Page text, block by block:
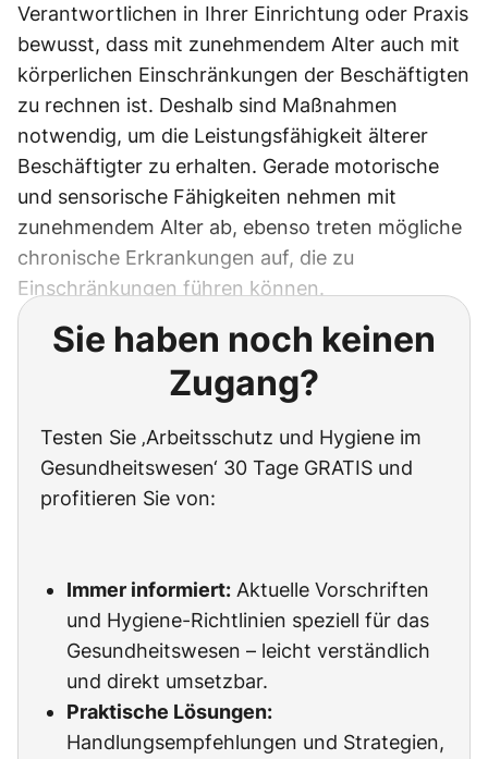
Verantwortlichen in Ihrer Einrichtung oder Praxis
bewusst, dass mit zunehmendem Alter auch mit
körperlichen Einschränkungen der Beschäftigten
zu rechnen ist. Deshalb sind Maßnahmen
notwendig, um die Leistungsfähigkeit älterer
Beschäftigter zu erhalten. Gerade motorische
und sensorische Fähigkeiten nehmen mit
zunehmendem Alter ab, ebenso treten mögliche
chronische Erkrankungen auf, die zu
Einschränkungen führen können.
Sie haben noch keinen
Zugang?
Testen Sie ‚Arbeitsschutz und Hygiene im
Gesundheitswesen‘ 30 Tage GRATIS und
profitieren Sie von:
Immer informiert: Aktuelle Vorschriften
und Hygiene-Richtlinien speziell für das
Gesundheitswesen – leicht verständlich
und direkt umsetzbar.
Praktische Lösungen:
Handlungsempfehlungen und Strategien,